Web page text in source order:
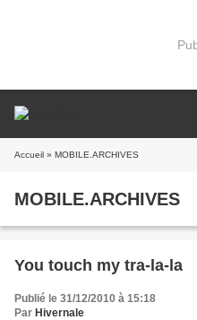
Accueil » MOBILE.ARCHIVES
MOBILE.ARCHIVES
You touch my tra-la-la
Publié le 31/12/2010 à 15:18
Par Hivernale